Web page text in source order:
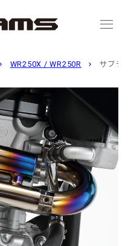
menu
WR250X / WR250R サブチ